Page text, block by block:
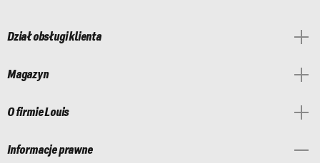
Dział obsługi klienta
Magazyn
O firmie Louis
Informacje prawne